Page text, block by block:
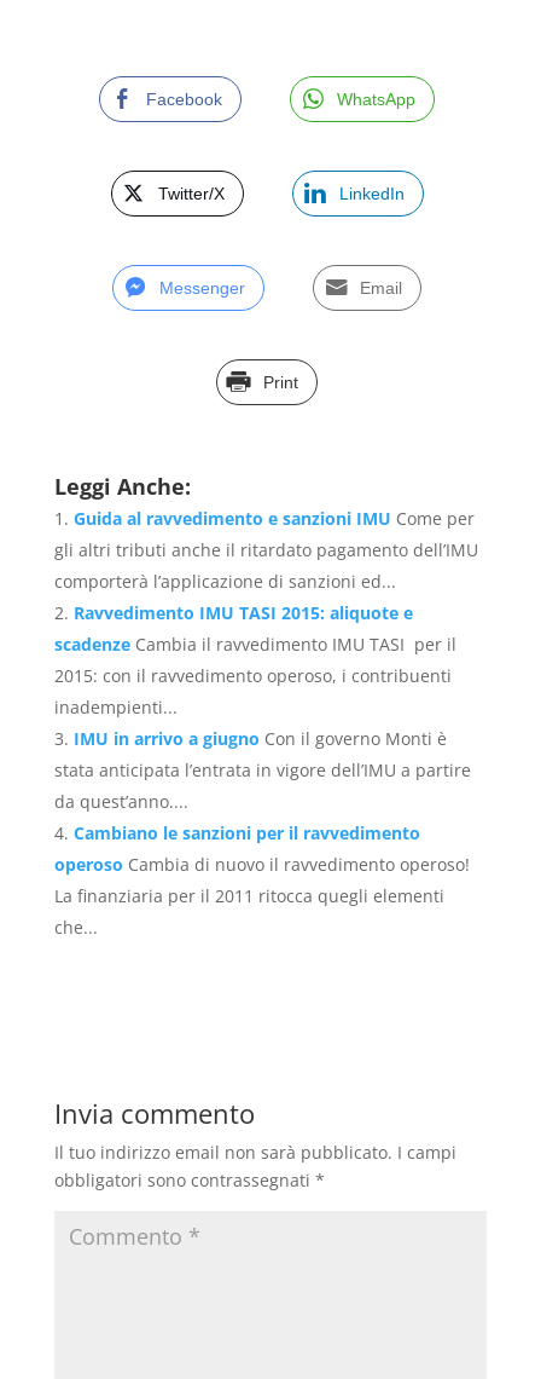
Facebook WhatsApp
Twitter/X LinkedIn
Messenger Email
Print
Leggi Anche:
Guida al ravvedimento e sanzioni IMU Come per
gli altri tributi anche il ritardato pagamento dell’IMU
comporterà l’applicazione di sanzioni ed...
Ravvedimento IMU TASI 2015: aliquote e
scadenze Cambia il ravvedimento IMU TASI per il
2015: con il ravvedimento operoso, i contribuenti
inadempienti...
IMU in arrivo a giugno Con il governo Monti è
stata anticipata l’entrata in vigore dell’IMU a partire
da quest’anno....
Cambiano le sanzioni per il ravvedimento
operoso Cambia di nuovo il ravvedimento operoso!
La finanziaria per il 2011 ritocca quegli elementi
che...
Invia commento
Il tuo indirizzo email non sarà pubblicato. I campi
obbligatori sono contrassegnati *